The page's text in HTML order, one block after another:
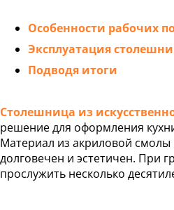
под мрамор
из камня
ресепшн
из камня
поддоны
Особенности рабочих
Эксплуатация
Подводя итоги
Столешница из
решение для оформления
Материал из акриловой
долговечен и эстетичен. При
прослужить несколько